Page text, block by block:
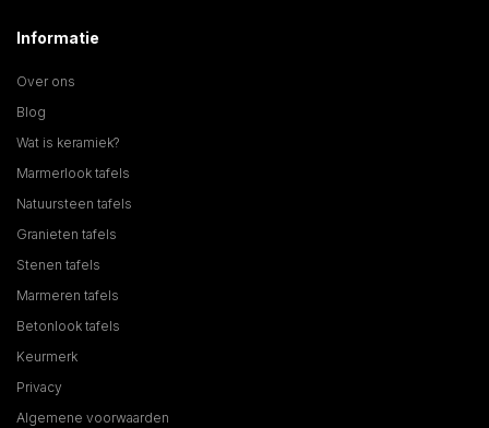
Informatie
Over ons
Blog
Wat is keramiek?
Marmerlook tafels
Natuursteen tafels
Granieten tafels
Stenen tafels
Marmeren tafels
Betonlook tafels
Keurmerk
Privacy
Algemene voorwaarden